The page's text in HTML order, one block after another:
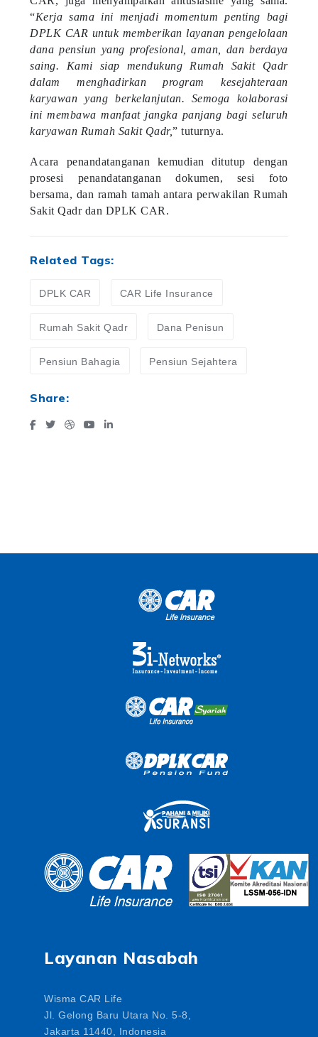
“Kerja sama ini menjadi momentum penting bagi
DPLK CAR untuk memberikan layanan pengelolaan
dana pensiun yang profesional, aman, dan berdaya
saing. Kami siap mendukung Rumah Sakit Qadr
dalam menghadirkan program kesejahteraan
karyawan yang berkelanjutan. Semoga kolaborasi
ini membawa manfaat jangka panjang bagi seluruh
karyawan Rumah Sakit Qadr,” tuturnya.
Acara penandatanganan kemudian ditutup dengan
prosesi penandatanganan dokumen, sesi foto
bersama, dan ramah tamah antara perwakilan Rumah
Sakit Qadr dan DPLK CAR.
Related Tags:
DPLK CAR CAR Life Insurance
Rumah Sakit Qadr Dana Penisun
Pensiun Bahagia Pensiun Sejahtera
Share:
Layanan Nasabah
Wisma CAR Life
Jl. Gelong Baru Utara No. 5-8,
Jakarta 11440, Indonesia